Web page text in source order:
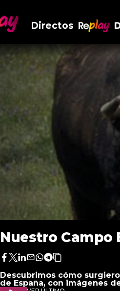
Directos
Nuestro Campo
Facebook
Twitter
LinkedIn
Enviar
Email
Whatsapp
Telegram
Copiar
del
artículo
Descubrimos cómo
de España, con imágenes